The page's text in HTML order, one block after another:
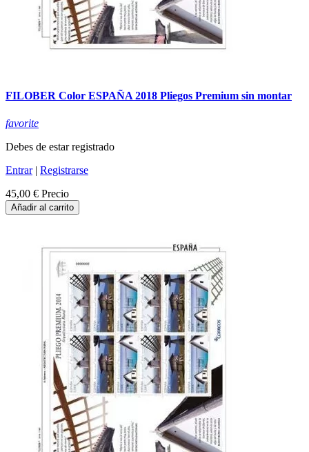
FILOBER Color ESPAÑA 2018 Pliegos Premium sin montar
favorite
Debes de estar registrado
Entrar| Registrarse
45,00 € Precio
Añadir al carrito